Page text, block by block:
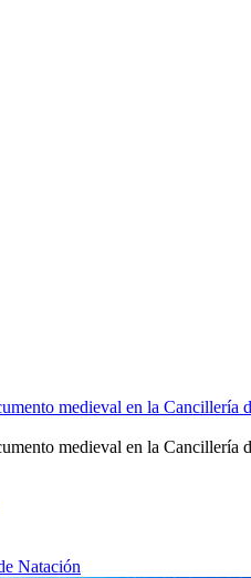
medieval en la Cancillería
medieval en la Cancillería
Natación